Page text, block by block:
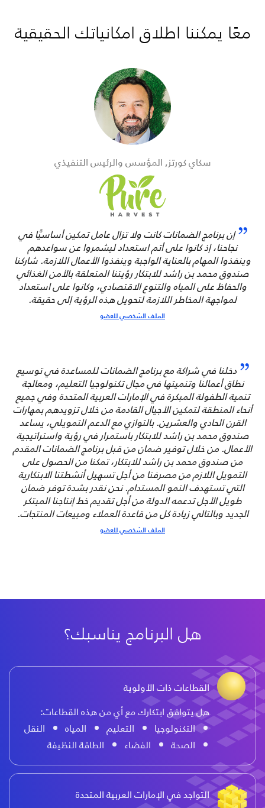
معًا يمكننا اطلاق امكانياتك الحقيقية
سكاي كورتز, المؤسس والرئيس التنفيذي
إن برنامج الضمانات كانت ولا تزال عامل تمكين أساسيًّا في
نجاحنا، إذ كانوا على أتم استعداد ليشمروا عن سواعدهم
وينفذوا المهام بالعناية الواجبة وينفذوا الأعمال اللازمة. شاركنا
صندوق محمد بن راشد للابتكار رؤيتنا المتعلقة بالأمن الغذائي
والحفاظ على المياه والتنوع الاقتصادي، وكانوا على استعداد
لمواجهة المخاطر اللازمة لتحويل هذه الرؤية إلى حقيقة.
الملف الشخصي للعضو
دخلنا في شراكة معبرنامج الضماناتللمساعدة في توسيع
نطاق أعمالنا وتنميتها في مجال تكنولوجيا التعليم، ومعالجة
تنمية الطفولة المبكرة في الإمارات العربية المتحدة وفي جميع
أنحاء المنطقة لتمكين الأجيال القادمة من خلال تزويدهم بمهارات
القرن الحادي والعشرين. بالتوازي مع الدعم التمويلي، يساعد
صندوق محمد بن راشد للابتكارباستمرار في رؤية واستراتيجية
الأعمال. من خلال توفير ضمان من قبلبرنامج الضمانات المقدم
من صندوق محمد بن راشد للابتكار، تمكنا من الحصول على
التمويل اللازم من مصرفنا من أجل تسهيل أنشطتنا الابتكارية
التي تستهدف النمو المستدام. نحن نقدر بشدة توفر ضمان
طويل الأجل تدعمه الدولة من أجل تقديم خط إنتاجنا المبتكر
الجديد وبالتالي زيادة كل من قاعدة العملاء ومبيعات المنتجات.
الملف الشخصي للعضو
هل البرنامج يناسبك؟
القطاعات ذات الأولوية
هل يتوافق ابتكارك مع أي من هذه القطاعات:
التكنولوجيا
التعليم المياه
النقل
الصحة
الفضاء الطاقة النظيفة
التواجد في الإمارات العربية المتحدة